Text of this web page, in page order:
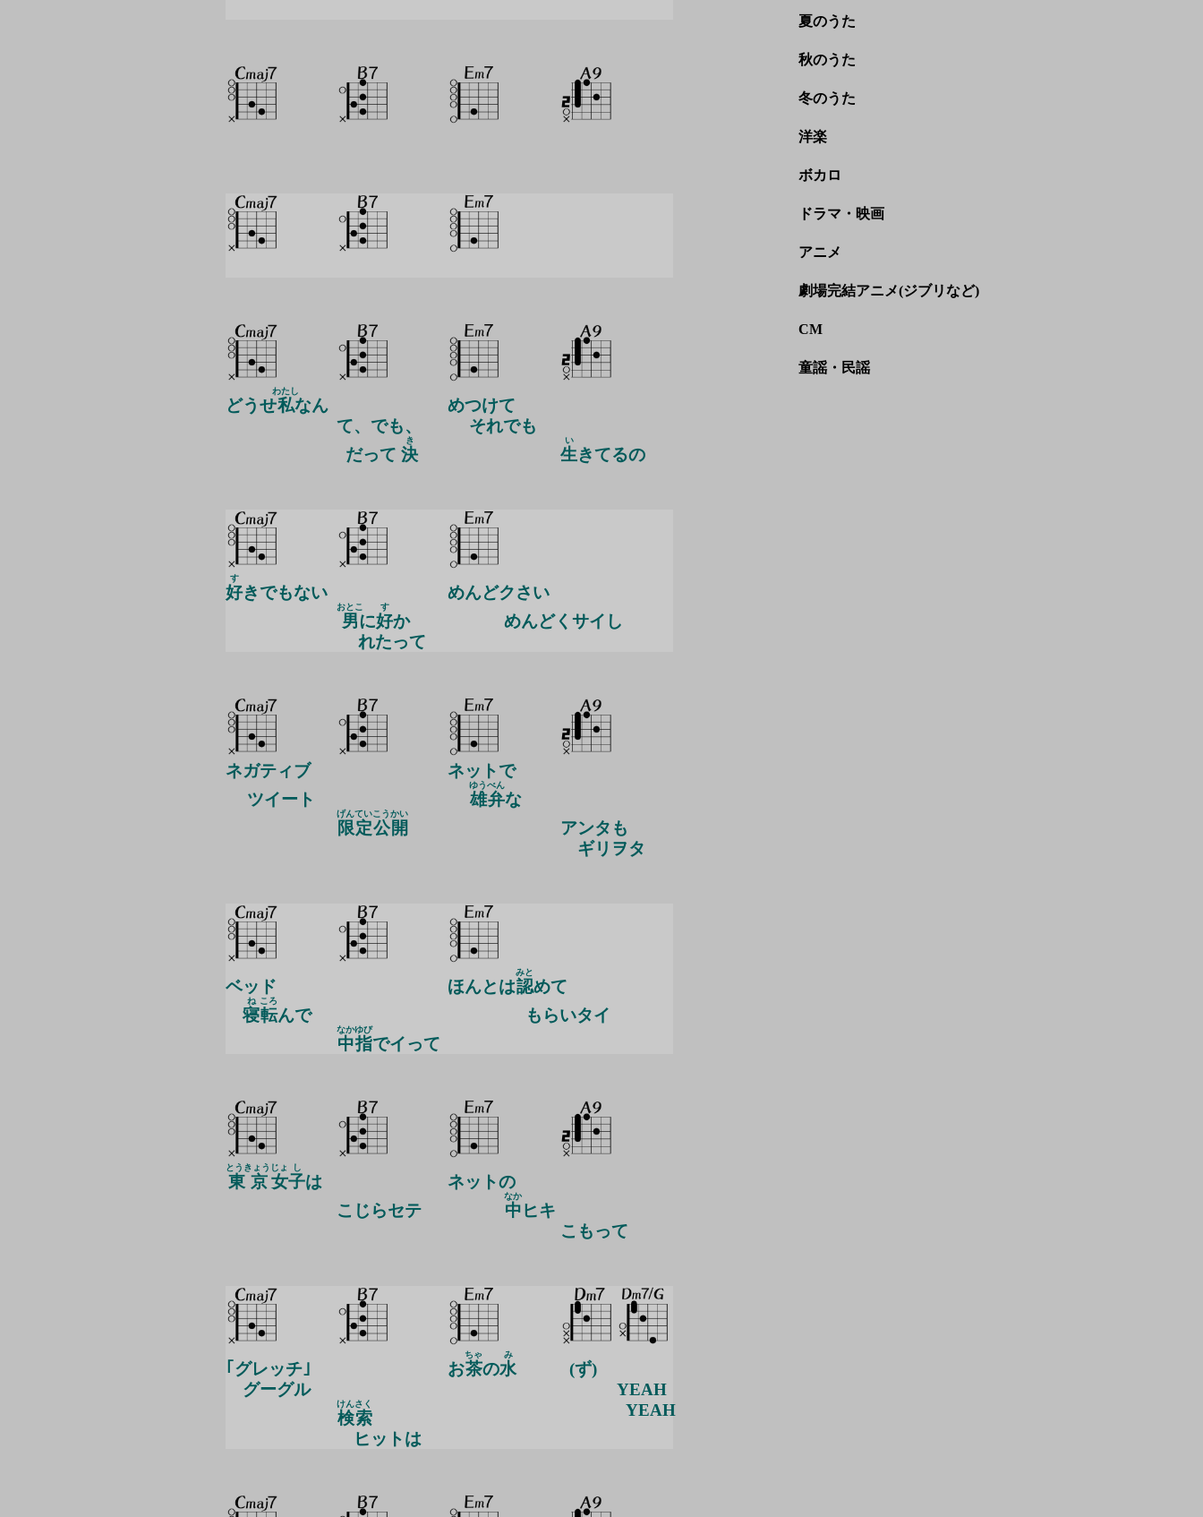
どうせ私
わたし
なん
て、でも、
だって 決
き
めつけて
それでも
生
い
きてるの
好
す
きでもない
男
おとこ
に好
す
か
れたって
めんどクさい
めんどくサイし
ネガティブ
ツイート
限
げん
定
てい
公
こう
開
かい
ネットで
雄
ゆう
弁
べん
な
アンタも
ギリヲタ
ベッド
寝
ね
転
ころ
んで
中
なか
指
ゆび
でイって
ほんとは認
みと
めて
もらいタイ
東京
とうきょう
女
じょ
子
し
は
こ じらセテ
ネットの
中
なか
ヒキ
こもって
｢グレッチ｣
グーグル
検
けん
索
さく
ヒットは
お茶
ちゃ
の水
み
(ず)
YEAH
YEAH
夏のうた
秋のうた
冬のうた
洋楽
ボカロ
ドラマ・映画
アニメ
劇場完結アニメ(ジブリなど)
CM
童謡・民謡